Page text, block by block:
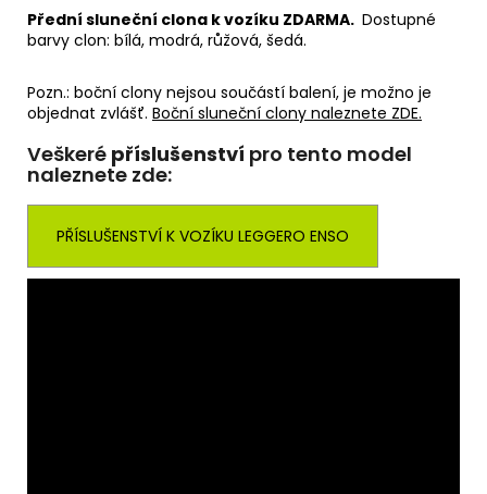
Přední sluneční clona k vozíku ZDARMA. Dostupné
barvy clon: bílá, modrá, růžová, šedá.
Pozn.: boční clony nejsou součástí balení, je možno je
objednat zvlášť. Boční sluneční clony naleznete ZDE.
Veškeré příslušenství pro tento model
naleznete zde:
PŘÍSLUŠENSTVÍ K VOZÍKU LEGGERO ENSO